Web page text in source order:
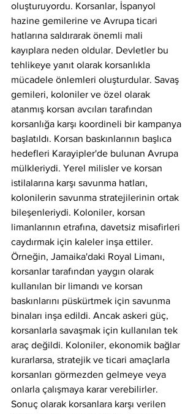
oluşturuyordu. Korsanlar, İspanyol
hazine gemilerine ve Avrupa ticari
hatlarına saldırarak önemli mali
kayıplara neden oldular. Devletler bu
tehlikeye yanıt olarak korsanlıkla
mücadele önlemleri oluşturdular. Savaş
gemileri, koloniler ve özel olarak
atanmış korsan avcıları tarafından
korsanlığa karşı koordineli bir kampanya
başlatıldı. Korsan baskınlarının başlıca
hedefleri Karayipler'de bulunan Avrupa
mülkleriydi. Yerel milisler ve korsan
istilalarına karşı savunma hatları,
kolonilerin savunma stratejilerinin ortak
bileşenleriydi. Koloniler, korsan
limanlarının etrafına, davetsiz misafirleri
caydırmak için kaleler inşa ettiler.
Örneğin, Jamaika'daki Royal Limanı,
korsanlar tarafından yaygın olarak
kullanılan bir limandı ve korsan
baskınlarını püskürtmek için savunma
binaları inşa edildi. Ancak askeri güç,
korsanlarla savaşmak için kullanılan tek
araç değildi. Koloniler, ekonomik bağlar
kurarlarsa, stratejik ve ticari amaçlarla
korsanları görmezden gelmeye veya
onlarla çalışmaya karar verebilirler.
Sonuç olarak korsanlara karşı verilen